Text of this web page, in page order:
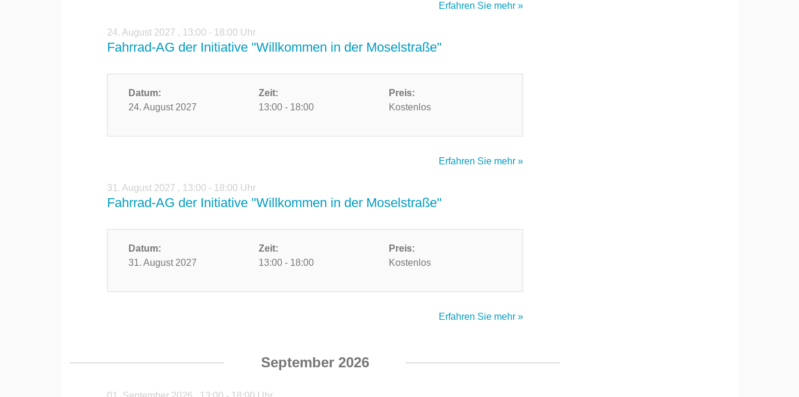
Erfahren Sie mehr »
24. August 2027 , 13:00 - 18:00 Uhr
Fahrrad-AG der Initiative "Willkommen in der Moselstraße"
Datum:
24. August 2027
Zeit:
13:00 - 18:00
Preis:
Kostenlos
Erfahren Sie mehr »
31. August 2027 , 13:00 - 18:00 Uhr
Fahrrad-AG der Initiative "Willkommen in der Moselstraße"
Datum:
31. August 2027
Zeit:
13:00 - 18:00
Preis:
Kostenlos
Erfahren Sie mehr »
September 2026